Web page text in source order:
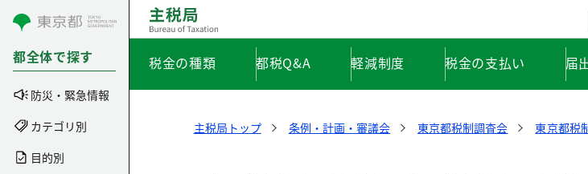
コンテンツにスキップ
都全体で探す
防災・緊急情報
カテゴリ別
目的別
税金の種類 都税Q&A 軽減制度 税金の支払い 届
主税局トップ 条例・計画・審議会 東京都税制調査会 東京都税